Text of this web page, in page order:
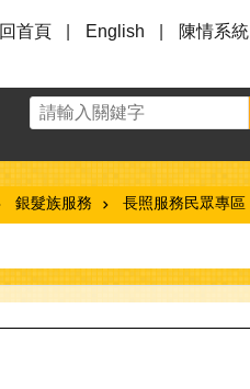
回首頁 English 陳情系統
銀髮族服務 長照服務民眾專區